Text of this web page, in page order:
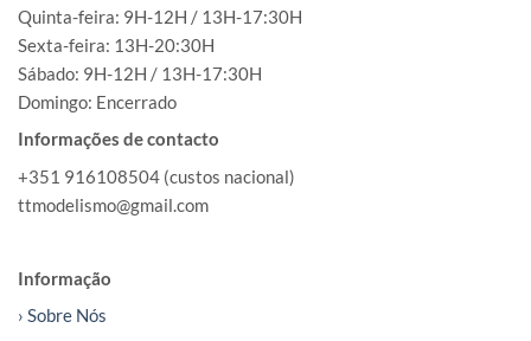
Quinta-feira: 9H-12H / 13H-17:30H
Sexta-feira: 13H-20:30H
Sábado: 9H-12H / 13H-17:30H
Domingo: Encerrado
Informações de contacto
+351 916108504 (custos nacional)
ttmodelismo@gmail.com
Informação
› Sobre Nós